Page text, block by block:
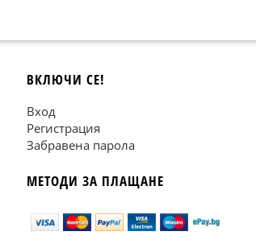
ВКЛЮЧИ СЕ!
Вход
Регистрация
Забравена парола
МЕТОДИ ЗА ПЛАЩАНЕ